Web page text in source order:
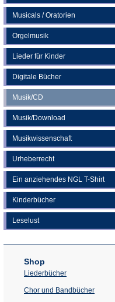
Musicals / Oratorien
Orgelmusik
Lieder für Kinder
Digitale Bücher
Musik/CD
Musik/Download
Musikwissenschaft
Urheberrecht
Ein anziehendes NGL T-Shirt
Kinderbücher
Leselust
Shop
Liederbücher
Chor und Bandbücher